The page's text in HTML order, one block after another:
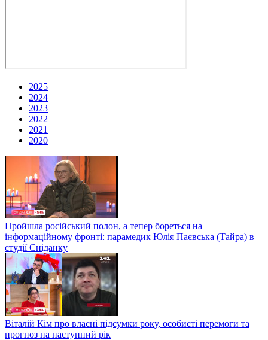
2025
2024
2023
2022
2021
2020
Пройшла російський полон, а тепер бореться на
інформаційному фронті: парамедик Юлія Паєвська (Тайра) в
студії Сніданку
Віталій Кім про власні підсумки року, особисті перемоги та
прогноз на наступний рік